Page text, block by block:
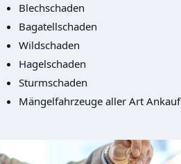
Blechschaden
Bagatellschaden
Wildschaden
Hagelschaden
Sturmschaden
Mängelfahrzeuge aller Art Ankauf